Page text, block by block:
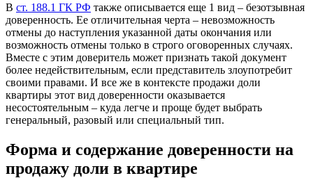
В ст. 188.1 ГК РФ также описывается еще 1 вид – безотзывная
доверенность. Ее отличительная черта – невозможность
отмены до наступления указанной даты окончания или
возможность отмены только в строго оговоренных случаях.
Вместе с этим доверитель может признать такой документ
более недействительным, если представитель злоупотребит
своими правами. И все же в контексте продажи доли
квартиры этот вид доверенности оказывается
несостоятельным – куда легче и проще будет выбрать
генеральный, разовый или специальный тип.
Форма и содержание доверенности на
продажу доли в квартире